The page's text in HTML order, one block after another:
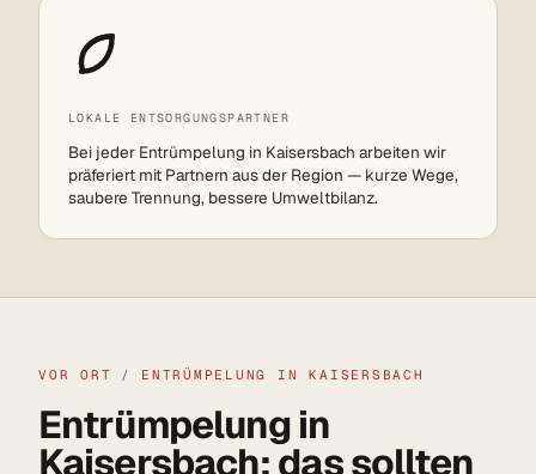
LOKALE ENTSORGUNGSPARTNER
Bei jeder Entrümpelung in Kaisersbach arbeiten wir
präferiert mit Partnern aus der Region — kurze Wege,
saubere Trennung, bessere Umweltbilanz.
VOR ORT / ENTRÜMPELUNG IN KAISERSBACH
Entrümpelung in
Kaisersbach: das sollten